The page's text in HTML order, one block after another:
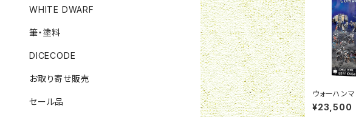
ウォーハン
ロール:グレ
¥23,500
WHITE DWARF
筆・塗料
DICECODE
お取り寄せ販売
セール品